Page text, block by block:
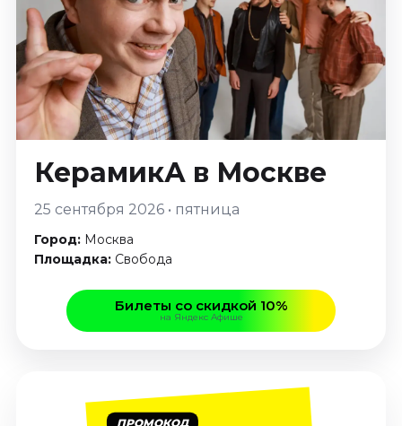
Театр
Август 2026
Сентябрь 2026
Октябрь 2026
Ноябрь 2026
Январь 2027
Стендап
Август 2026
Сентябрь 2026
Ноябрь 2026
Декабрь 2026
Август 2026
Сентябрь 2026
КерамикА в Москве
25 сентября 2026 • пятница
Город: Москва
Площадка: Свобода
Билеты со скидкой 10%
на Яндекс Афише
ПРОМОКОД